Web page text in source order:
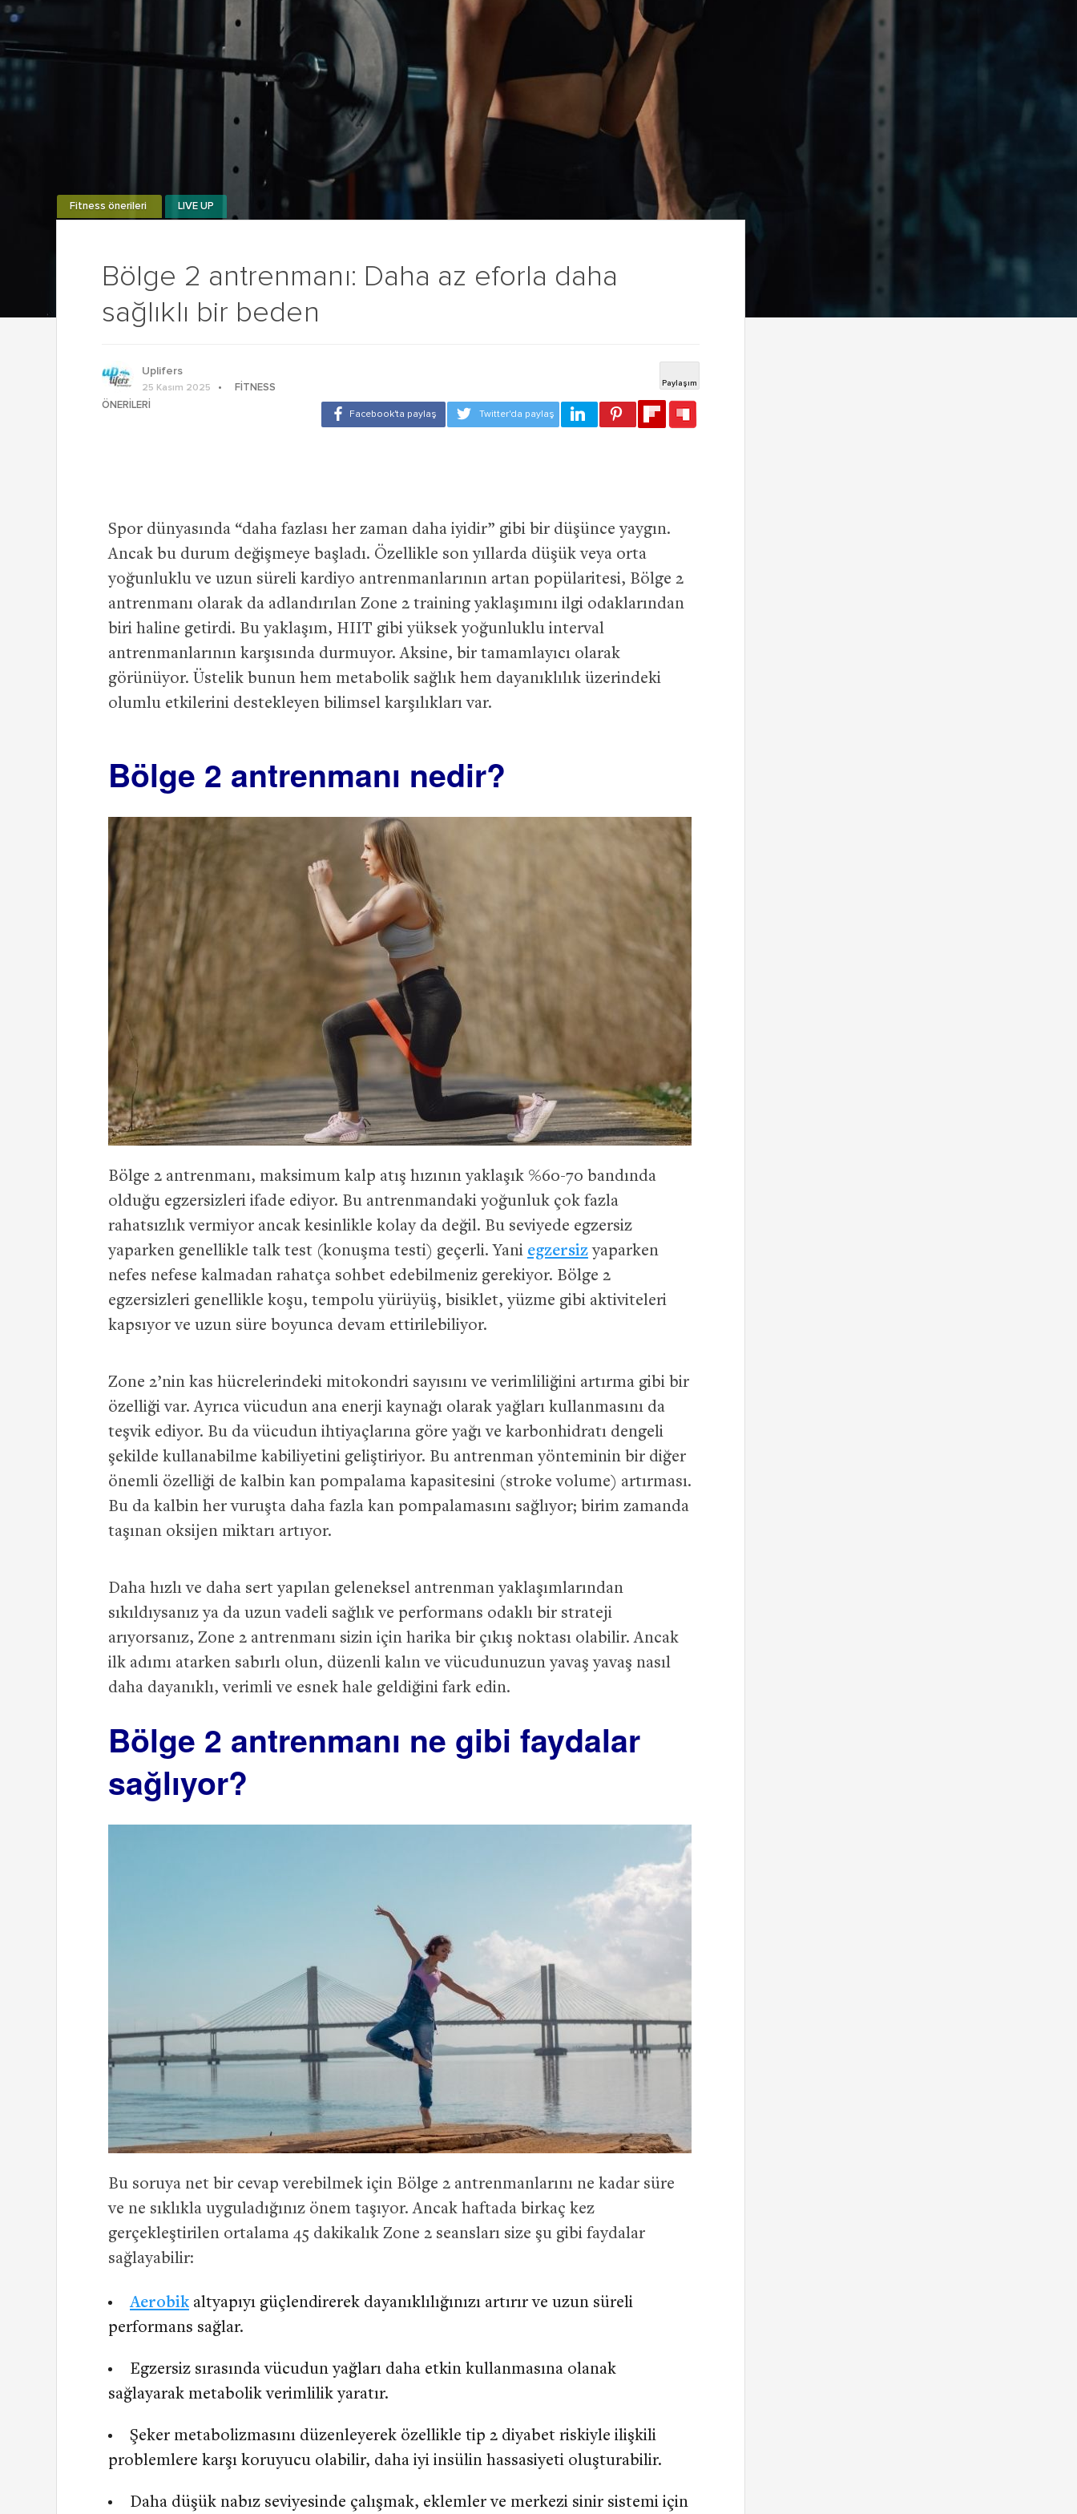
Bölge 2 antrenmanı: Daha az eforla daha
sağlıklı bir beden
Fitness önerileri LIVE UP
Uplifers
25 Kasım 2025
FITNESS
ÖNERILERI
Spor dünyasında “daha fazlası her zaman daha iyidir” gibi bir düşünce yaygın.
Ancak bu durum değişmeye başladı. Özellikle son yıllarda düşük veya orta
yoğunluklu ve uzun süreli kardiyo antrenmanlarının artan popülaritesi, Bölge 2
antrenmanı olarak da adlandırılan Zone 2 training yaklaşımını ilgi odaklarından
biri haline getirdi. Bu yaklaşım, HIIT gibi yüksek yoğunluklu interval
antrenmanlarının karşısında durmuyor. Aksine, bir tamamlayıcı olarak
görünüyor. Üstelik bunun hem metabolik sağlık hem dayanıklılık üzerindeki
olumlu etkilerini destekleyen bilimsel karşılıkları var.
Bölge 2 antrenmanı nedir?
Bölge 2 antrenmanı, maksimum kalp atış hızının yaklaşık %60-70 bandında
olduğu egzersizleri ifade ediyor. Bu antrenmandaki yoğunluk çok fazla
rahatsızlık vermiyor ancak kesinlikle kolay da değil. Bu seviyede egzersiz
yaparken genellikle talk test (konuşma testi) geçerli. Yani egzersizyaparken
nefes nefese kalmadan rahatça sohbet edebilmeniz gerekiyor. Bölge 2
egzersizleri genellikle koşu, tempolu yürüyüş, bisiklet, yüzme gibi aktiviteleri
kapsıyor ve uzun süre boyunca devam ettirilebiliyor.
Zone 2’nin kas hücrelerindeki mitokondri sayısını ve verimliliğini artırma gibi bir
özelliği var. Ayrıca vücudun ana enerji kaynağı olarak yağları kullanmasını da
teşvik ediyor. Bu da vücudun ihtiyaçlarına göre yağı ve karbonhidratı dengeli
şekilde kullanabilme kabiliyetini geliştiriyor. Bu antrenman yönteminin bir diğer
önemli özelliği de kalbin kan pompalama kapasitesini (stroke volume) artırması.
Bu da kalbin her vuruşta daha fazla kan pompalamasını sağlıyor; birim zamanda
taşınan oksijen miktarı artıyor.
Daha hızlı ve daha sert yapılan geleneksel antrenman yaklaşımlarından
sıkıldıysanız ya da uzun vadeli sağlık ve performans odaklı bir strateji
arıyorsanız, Zone 2 antrenmanı sizin için harika bir çıkış noktası olabilir. Ancak
ilk adımı atarken sabırlı olun, düzenli kalın ve vücudunuzun yavaş yavaş nasıl
daha dayanıklı, verimli ve esnek hale geldiğini fark edin.
Bölge 2 antrenmanı ne gibi faydalar
sağlıyor?
Bu soruya net bir cevap verebilmek için Bölge 2 antrenmanlarını ne kadar süre
ve ne sıklıkla uyguladığınız önem taşıyor. Ancak haftada birkaç kez
gerçekleştirilen ortalama 45 dakikalık Zone 2 seansları size şu gibi faydalar
sağlayabilir:
Aerobik altyapıyı güçlendirerek dayanıklılığınızı artırır ve uzun süreli
performans sağlar.
Egzersiz sırasında vücudun yağları daha etkin kullanmasına olanak
sağlayarak metabolik verimlilik yaratır.
Şeker metabolizmasını düzenleyerek özellikle tip 2 diyabet riskiyle ilişkili
problemlere karşı koruyucu olabilir, daha iyi insülin hassasiyeti oluşturabilir.
Daha düşük nabız seviyesinde çalışmak, eklemler ve merkezi sinir sistemi için